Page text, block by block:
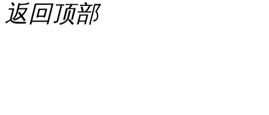
返回顶部